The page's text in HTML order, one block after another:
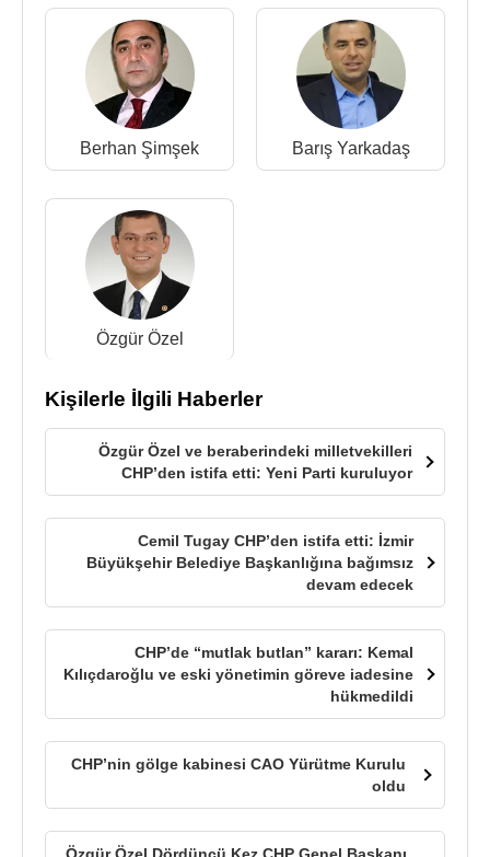
Berhan Şimşek Barış Yarkadaş
Özgür Özel
Kişilerle İlgili Haberler
Özgür Özel ve beraberindeki milletvekilleri
CHP’den istifa etti: Yeni Parti kuruluyor
Cemil Tugay CHP’den istifa etti: İzmir
Büyükşehir Belediye Başkanlığına bağımsız
devam edecek
CHP’de “mutlak butlan” kararı: Kemal
Kılıçdaroğlu ve eski yönetimin göreve iadesine
hükmedildi
CHP’nin gölge kabinesi CAO Yürütme Kurulu
oldu